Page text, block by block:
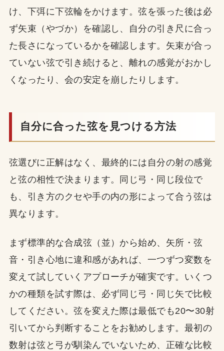
け、下弭に下弦輪をかけます。弦を張った後は必
ず矢束（やづか）を確認し、自分の引き尺に合っ
た長さになっているかを確認します。矢束が合っ
ていない弦で引き続けると、離れの感覚がおかし
くなったり、会の安定を崩したりします。
自分に合った弦を見つける方法
弦選びに正解はなく、最終的には自分の射の感覚
と弦の相性で決まります。同じ弓・同じ段位で
も、引き方のクセや手の内の形によって合う弦は
異なります。
まず標準的な合成弦（並）から始め、矢所・弦
音・引き心地に違和感があれば、一つずつ変数を
変えて試していくアプローチが確実です。いくつ
かの種類を試す際は、必ず同じ弓・同じ矢で比較
してください。弦を変えた際は最低でも20〜30射
引いてから判断することをお勧めします。最初の
数射は弦と弓が馴染んでいないため、正確な比較